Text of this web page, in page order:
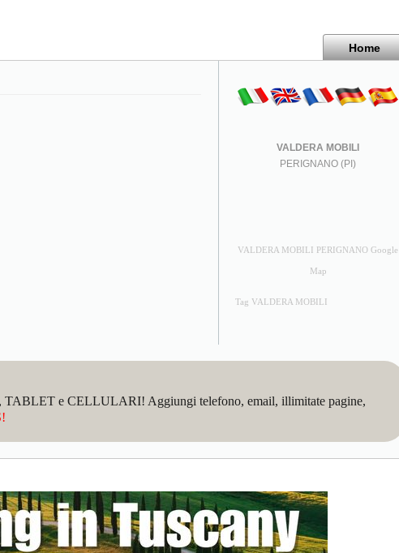
Home
VALDERA MOBILI
PERIGNANO (PI)
VALDERA MOBILI PERIGNANO Google
Map
Tag VALDERA MOBILI
TABLET e CELLULARI! Aggiungi telefono, email, illimitate pagine,